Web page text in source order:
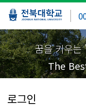
꿈을 키우는
The
로그인